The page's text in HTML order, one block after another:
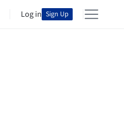
Log in Sign Up